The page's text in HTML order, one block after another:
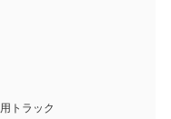
トラック